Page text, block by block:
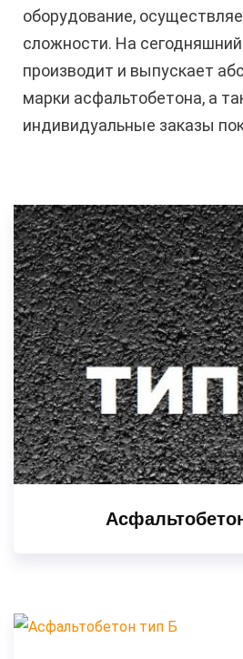
оборудование,
сложности. На
производит и выпускает
марки асфальтобетона, а
индивидуальные заказы